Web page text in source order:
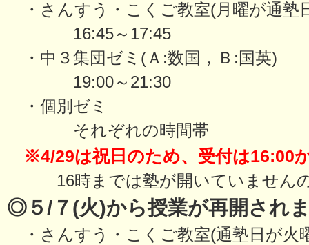
・さんすう・こくご教室(月曜が通塾
16:45～17:45
・中３集団ゼミ(Ａ:数国，Ｂ:国英)
19:00～21:30
・個別ゼミ
それぞれの時間帯
※4/29は祝日のため、受付は
16時までは塾が開いていませんの
◎５/７(火)から授業が再開され
・さんすう・こくご教室(通塾日が火